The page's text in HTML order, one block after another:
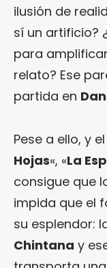
ilusión de
sí un artificio?
para
relato? Ese
partida en
Pese a ello, y
Hojas«, «La
consigue que
impida que el
su esplendor:
Chintana y